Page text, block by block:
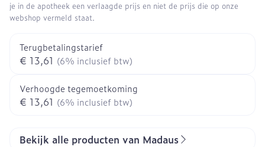
je in de apotheek een verlaagde prijs en niet de prijs die op onze
webshop vermeld staat.
Terugbetalingstarief
€ 13,61 (6% inclusief btw)
Verhoogde tegemoetkoming
€ 13,61 (6% inclusief btw)
Bekijk alle producten van Madaus